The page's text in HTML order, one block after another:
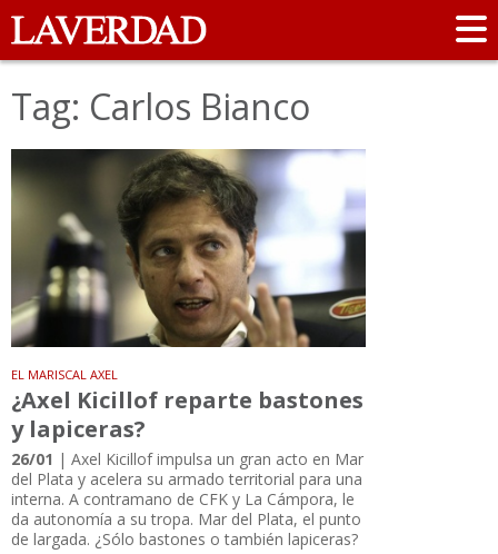
Tag: Carlos Bianco
EL MARISCAL AXEL
¿Axel Kicillof reparte bastones
y lapiceras?
26/01 | Axel Kicillof impulsa un gran acto en Mar
del Plata y acelera su armado territorial para una
interna. A contramano de CFK y La Cámpora, le
da autonomía a su tropa. Mar del Plata, el punto
de largada. ¿Sólo bastones o también lapiceras?